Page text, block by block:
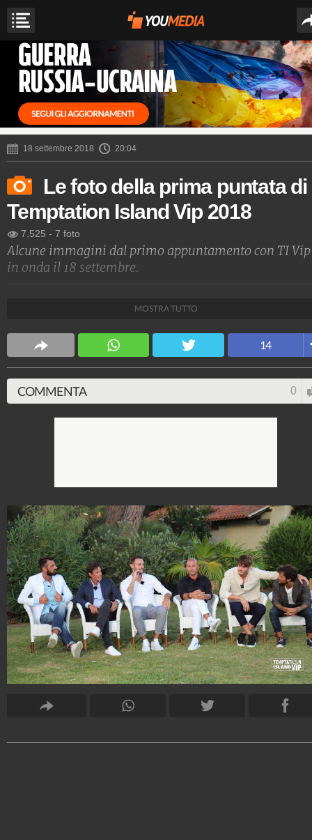
18 settembre 2018 20:04
Le foto della prima puntata di
Temptation Island Vip 2018
7.525 - 7 foto
Alcune immagini dal primo appuntamento con TI Vip
in onda il 18 settembre.
9.455 video-76.076 foto
MOSTRA TUTTO
14
COMMENTA 0